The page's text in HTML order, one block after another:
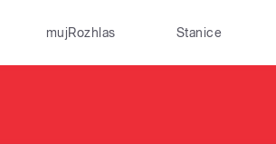
mujRozhlas Stanice